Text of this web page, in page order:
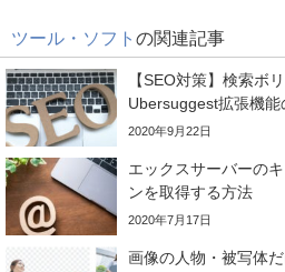
ツール・ソフト の関連記事
【SEO対策】検索ボ
Ubersuggest拡張機能
2020年9月22日
エックスサーバーの
ンを取得する方法
2020年7月17日
画像の人物・被写体